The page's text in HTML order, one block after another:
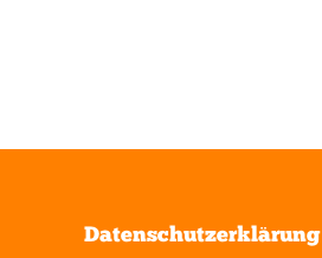
Datenschutzerklärung